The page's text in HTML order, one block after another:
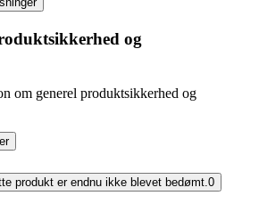
og
om generel produktsikkerhed og
produkt er endnu ikke blevet bedømt.0